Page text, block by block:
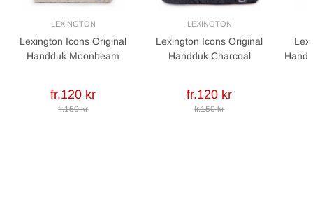
LEXINGTON
Lexington Icons Original
Handduk Moonbeam
fr.120 kr
fr.150 kr
LEXINGTON
Lexington Icons Original
Handduk Charcoal
fr.120 kr
fr.150 kr